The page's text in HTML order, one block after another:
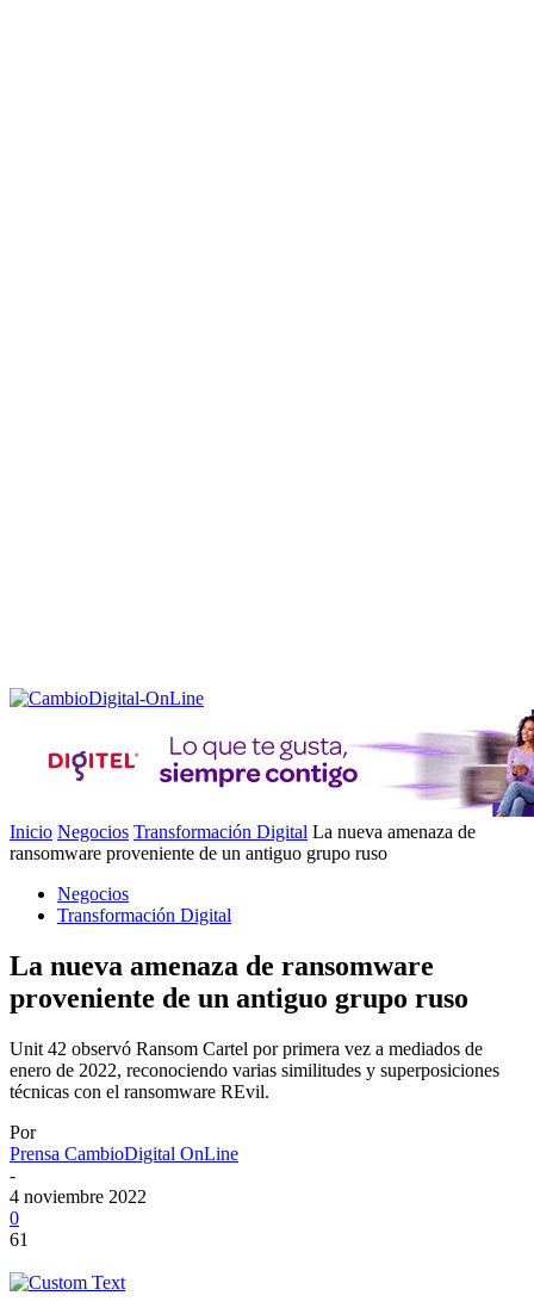
Inicio Negocios Transformación Digital La nueva amenaza de
ransomware proveniente de un antiguo grupo ruso
Negocios
Transformación Digital
La nueva amenaza de ransomware
proveniente de un antiguo grupo ruso
Unit 42 observó Ransom Cartel por primera vez a mediados de
enero de 2022, reconociendo varias similitudes y superposiciones
técnicas con el ransomware REvil.
Por
Prensa CambioDigital OnLine
-
4 noviembre 2022
0
61